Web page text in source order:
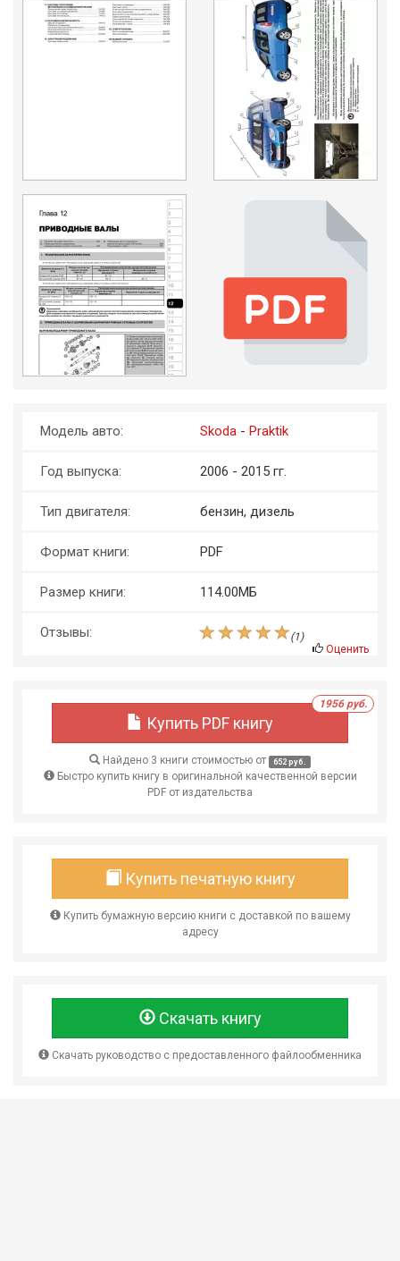
Модель авто: Skoda - Praktik
Год выпуска: 2006 - 2015 гг.
Тип двигателя: бензин, дизель
Формат книги: PDF
Размер книги: 114.00МБ
Отзывы: (1)
Оценить
Купить PDF книгу
1956 руб.
Найдено 3 книги стоимостью от 652 руб.
Быстро купить книгу в оригинальной качественной версии
PDF от издательства
Купить печатную книгу
Купить бумажную версию книги с доставкой по вашему
адресу
Скачать книгу
Скачать руководство с предоставленного файлообменника